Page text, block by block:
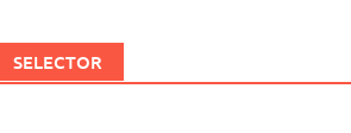
SELECTOR